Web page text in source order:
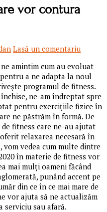
vor contura
Lasă un comentariu
amintim cum au evoluat
a ne adapta la noul
programul de fitness.
ne-am îndreptat spre
pentru exercițiile fizice în
ne păstrăm în formă. De
de fitness care ne-au ajutat
relaxarea necesară în
vedea cum multe dintre
în materie de fitness vor
mai mulți oameni făcând
punând accent pe
din ce în ce mai mare de
vor ajuta să ne actualizăm
serviciu sau afară.